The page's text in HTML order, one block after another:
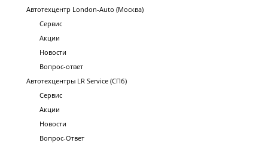
Автотехцентр London-Auto (Москва)
Сервис
Акции
Новости
Вопрос-ответ
Автотехцентры LR Service (СПб)
Сервис
Акции
Новости
Вопрос-Ответ